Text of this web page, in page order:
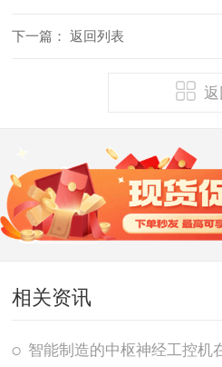
下一篇： 返回列表
返
相关资讯